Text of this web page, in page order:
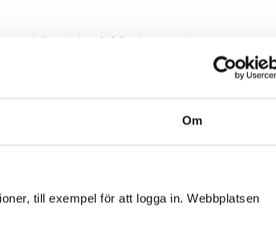
Om
till exempel för att logga in. Webbplatsen
i Göteborg och
december 2015.